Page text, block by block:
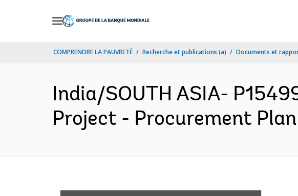
COMPRENDRE LA PAUVRETÉ Recherche et publications (a) Documents et
India/SOUTH ASIA-
Project - Procurement